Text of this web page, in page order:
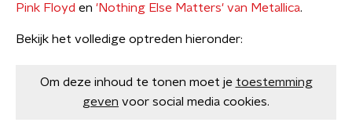
Pink Floyd en 'Nothing Else Matters' van Metallica.
Bekijk het volledige optreden hieronder:
Om deze inhoud te tonen moet je toestemming
geven voor social media cookies.